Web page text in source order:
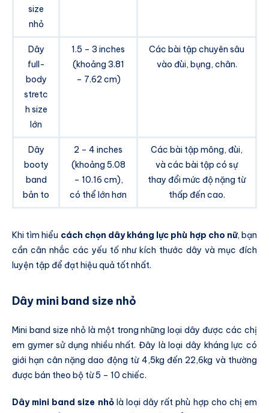
size
nhỏ
Dây
full-
body
stretc
h size
lớn
1.5 – 3 inches
(khoảng 3.81
– 7.62 cm)
Các bài tập chuyên sâu
vào đùi, bụng, chân.
Dây
booty
band
bản to
2 – 4 inches
(khoảng 5.08
– 10.16 cm),
có thể lớn hơn
Các bài tập mông, đùi,
và các bài tập có sự
thay đổi mức độ nặng từ
thấp đến cao.
Khi tìm hiểu cách chọn dây kháng lực phù hợp cho nữ, bạn
cần cân nhắc các yếu tố như kích thước dây và mục đích
luyện tập để đạt hiệu quả tốt nhất.
Dây mini band size nhỏ
Mini band size nhỏ là một trong những loại dây được các chị
em gymer sử dụng nhiều nhất. Đây là loại dây kháng lực có
giới hạn cân nặng dao động từ 4,5kg đến 22,6kg và thường
được bán theo bộ từ 5 – 10 chiếc.
Dây mini band size nhỏlà loại dây rất phù hợp cho chị em